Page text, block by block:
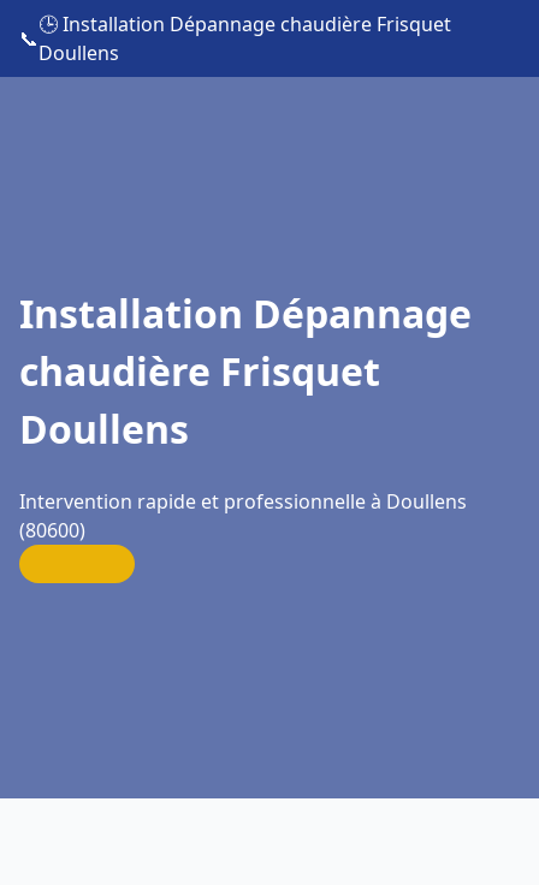
📞
🕒 Installation Dépannage chaudière Frisquet
Doullens
Installation Dépannage
chaudière Frisquet
Doullens
Intervention rapide et professionnelle à Doullens
(80600)